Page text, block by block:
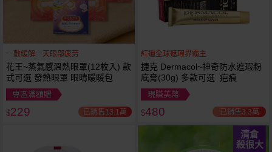
一敷缓解一天眼部疲劳
花王~蒸氣感溫熱眼罩(12枚入) 款
式可選 發熱眼罩 眼睛暖暖包
專區滿額贈
$229 已銷售13.1萬
紅遍全球遮瑕界霸主
捷克 Dermacol~神奇防水遮瑕粉
底膏(30g) 多款可選 疤痕
現賺美幣
$480 已銷售3.3萬
清倉
殺很大